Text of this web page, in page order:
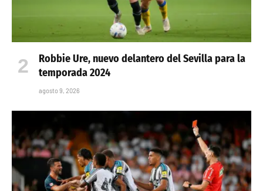
Robbie Ure, nuevo delantero del Sevilla para la
temporada 2024
agosto 9, 2026